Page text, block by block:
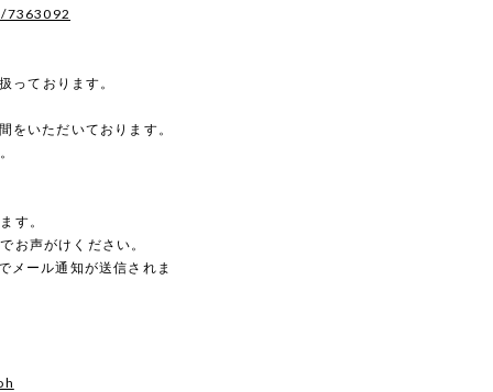
7363092
ております。
をいただいております。
す。
お声がけください。
メール通知が送信されま